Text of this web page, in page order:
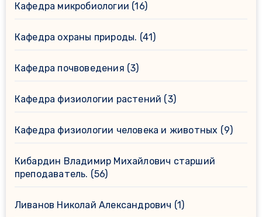
Кафедра микробиологии (16)
Кафедра охраны природы. (41)
Кафедра почвоведения (3)
Кафедра физиологии растений (3)
Кафедра физиологии человека и животных (9)
Кибардин Владимир Михайлович старший
преподаватель. (56)
Ливанов Николай Александрович (1)